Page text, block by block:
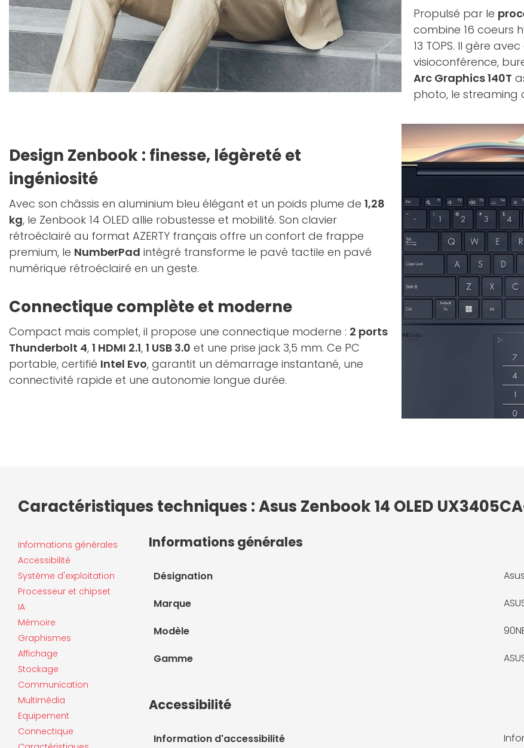
Propulsé par le
combine 16 coeurs
13 TOPS. Il gère
visioconférence,
Arc Graphics 140T
photo, le streaming
Design Zenbook : finesse, légèreté et
ingéniosité
Avec son châssis en aluminium bleu élégant et un poids plume de 1,28
kg, le Zenbook 14 OLED allie robustesse et mobilité. Son clavier
rétroéclairé au format AZERTY français offre un confort de frappe
premium, le NumberPad intégré transforme le pavé tactile en pavé
numérique rétroéclairé en un geste.
Connectique complète et moderne
Compact mais complet, il propose une connectique moderne : 2 ports
Thunderbolt 4, 1 HDMI 2.1, 1 USB 3.0 et une prise jack 3,5 mm. Ce PC
portable, certifié Intel Evo, garantit un démarrage instantané, une
connectivité rapide et une autonomie longue durée.
Caractéristiques techniques : Asus Zenbook 14 OLED
Informations générales
Accessibilité
Système d'exploitation
Processeur et chipset
IA
Mémoire
Graphismes
Affichage
Stockage
Communication
Multimédia
Equipement
Connectique
Informations générales
Désignation
Marque
Modèle
Gamme
Accessibilité
Information d'accessibilité